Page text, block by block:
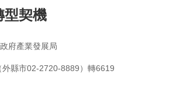
型契機
府產業發展局
縣市02-2720-8889）轉6619